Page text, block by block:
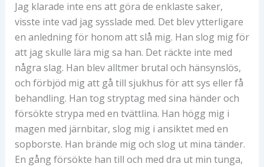
Jag klarade inte ens att göra de enklaste saker,
visste inte vad jag sysslade med. Det blev ytterligare
en anledning för honom att slå mig. Han slog mig för
att jag skulle lära mig sa han. Det räckte inte med
några slag. Han blev alltmer brutal och hänsynslös,
och förbjöd mig att gå till sjukhus för att sys eller få
behandling. Han tog stryptag med sina händer och
försökte strypa med en tvättlina. Han högg mig i
magen med järnbitar, slog mig i ansiktet med en
sopborste. Han brände mig och slog ut mina tänder.
En gång försökte han till och med dra ut min tunga,